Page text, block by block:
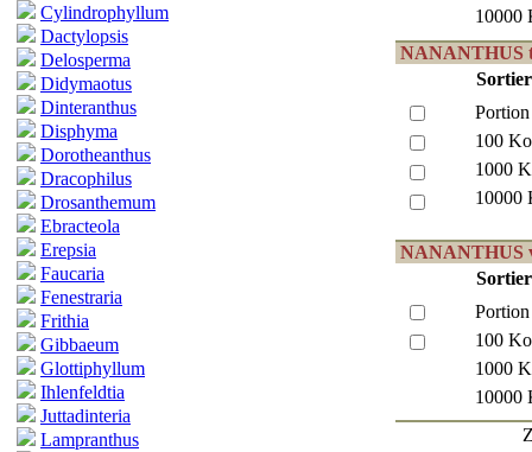
Cylindrophyllum
Dactylopsis
Delosperma
Didymaotus
Dinteranthus
Disphyma
Dorotheanthus
Dracophilus
Drosanthemum
Ebracteola
Erepsia
Faucaria
Fenestraria
Frithia
Gibbaeum
Glottiphyllum
Ihlenfeldtia
Juttadinteria
Lampranthus
10000
NANANTHUS
Portion
100
1000
10000
NANANTHUS
Portion
100
1000
10000